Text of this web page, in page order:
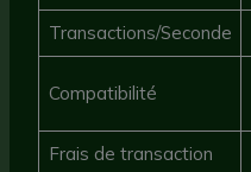
Transactions/Seconde
Compatibilité
Frais de transaction